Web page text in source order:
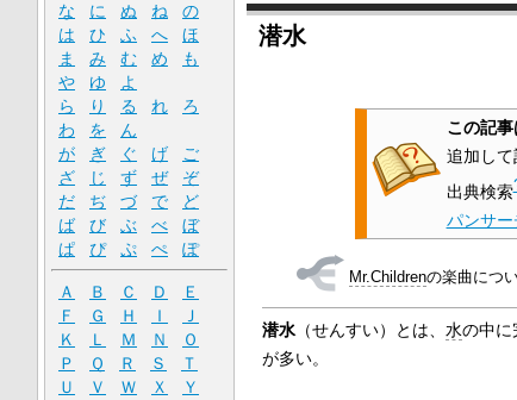
潜水
この記
追加して
出典検索
パンサー
Mr.Childrenの楽曲につ
潜水（せんすい）とは、 水の中に
が多い。
な
に ぬ ね
の
は
ひ ふ へ
ほ
ま
み む め
も
や
ゆ
よ
ら
り る れ
ろ
わ
を
ん
が
ぎ ぐ げ
ご
ざ
じ ず ぜ
ぞ
だ
ぢ づ で
ど
ば
び ぶ べ
ぼ
ぱ
ぴ ぷ ぺ ぽ
Ａ Ｂ Ｃ Ｄ
Ｅ
Ｆ
Ｇ Ｈ Ｉ
Ｊ
Ｋ
Ｌ Ｍ Ｎ
Ｏ
Ｐ
Ｑ Ｒ Ｓ
Ｔ
Ｕ
Ｖ Ｗ Ｘ
Ｙ